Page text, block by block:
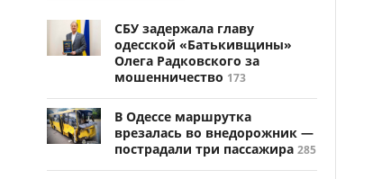
СБУ задержала главу
одесской «Батькивщины»
Олега Радковского за
мошенничество 173
В Одессе маршрутка
врезалась во внедорожник —
пострадали три пассажира 285